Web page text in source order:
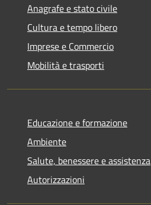
Anagrafe e stato civile
Cultura e tempo libero
Imprese e Commercio
Mobilità e trasporti
Educazione e formazione
Ambiente
Salute, benessere e assistenza
Autorizzazioni